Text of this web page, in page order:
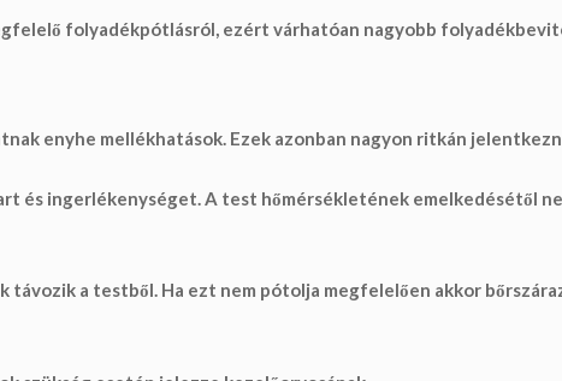
folyadékpótlásról, ezért várhatóan nagyobb
enyhe mellékhatások. Ezek azonban nagyon ritkán
és ingerlékenységet. A test hőmérsékletének emelkedésétől
a testből. Ha ezt nem pótolja megfelelően akkor